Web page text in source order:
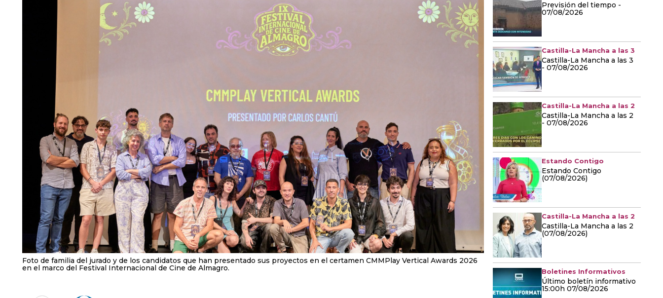
Foto de familia del jurado y de los candidatos que han presentado sus proyectos en el certamen CMMPlay Vertical Awards 2026
en el marco del Festival Internacional de Cine de Almagro.
Previsión del tiempo -
07/08/2026
Castilla-La Mancha a las 3
Castilla-La Mancha a las 3
- 07/08/2026
Castilla-La Mancha a las 2
Castilla-La Mancha a las 2
- 07/08/2026
Estando Contigo
Estando Contigo
(07/08/2026)
Castilla-La Mancha a las 2
Castilla-La Mancha a las 2
(07/08/2026)
Boletines Informativos
Último boletín informativo
15:00h 07/08/2026